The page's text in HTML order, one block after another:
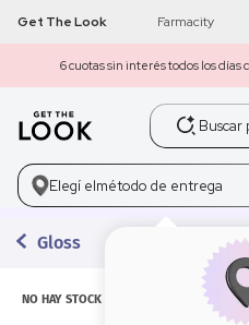
Get The Look Farmacity
6 cuotas sin interés todos los días
Buscar productos
Elegí elmétodo de entrega
Gloss
NO HAY STOCK
1 get the look
2 máscara pestañas
3.